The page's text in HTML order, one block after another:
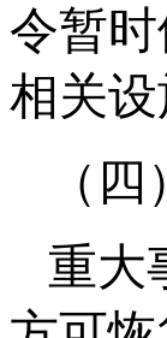
令暂
相关
（
重大